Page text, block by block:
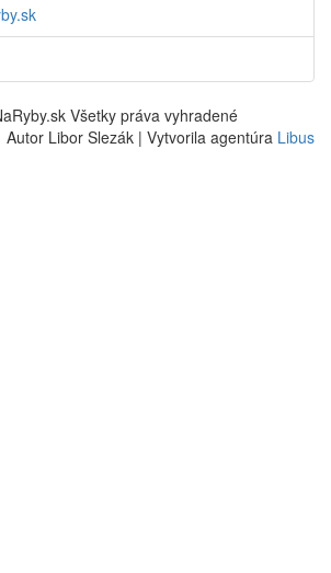
Všetky práva vyhradené
Autor Libor Slezák | Vytvorila agentúra Libus